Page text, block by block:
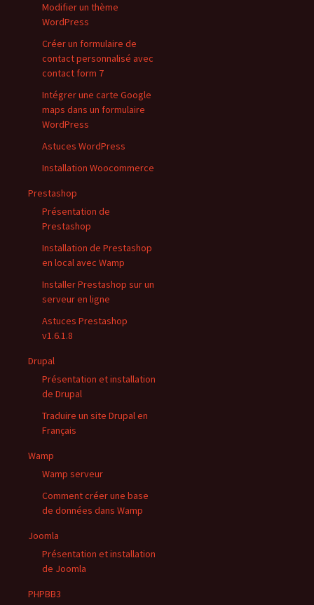
Modifier un thème
WordPress
Créer un formulaire de
contact personnalisé avec
contact form 7
Intégrer une carte Google
maps dans un formulaire
WordPress
Astuces WordPress
Installation Woocommerce
Prestashop
Présentation de
Prestashop
Installation de Prestashop
en local avec Wamp
Installer Prestashop sur un
serveur en ligne
Astuces Prestashop
v1.6.1.8
Drupal
Présentation et installation
de Drupal
Traduire un site Drupal en
Français
Wamp
Wamp serveur
Comment créer une base
de données dans Wamp
Joomla
Présentation et installation
de Joomla
PHPBB3